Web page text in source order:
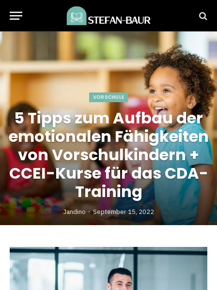
VORSCHULE
5 Tipps zum Aufbau der
emotionalen Fähigkeiten
von Vorschulkindern +
CCEI-Kurse für das CDA-
Training
Jandino September 15, 2022